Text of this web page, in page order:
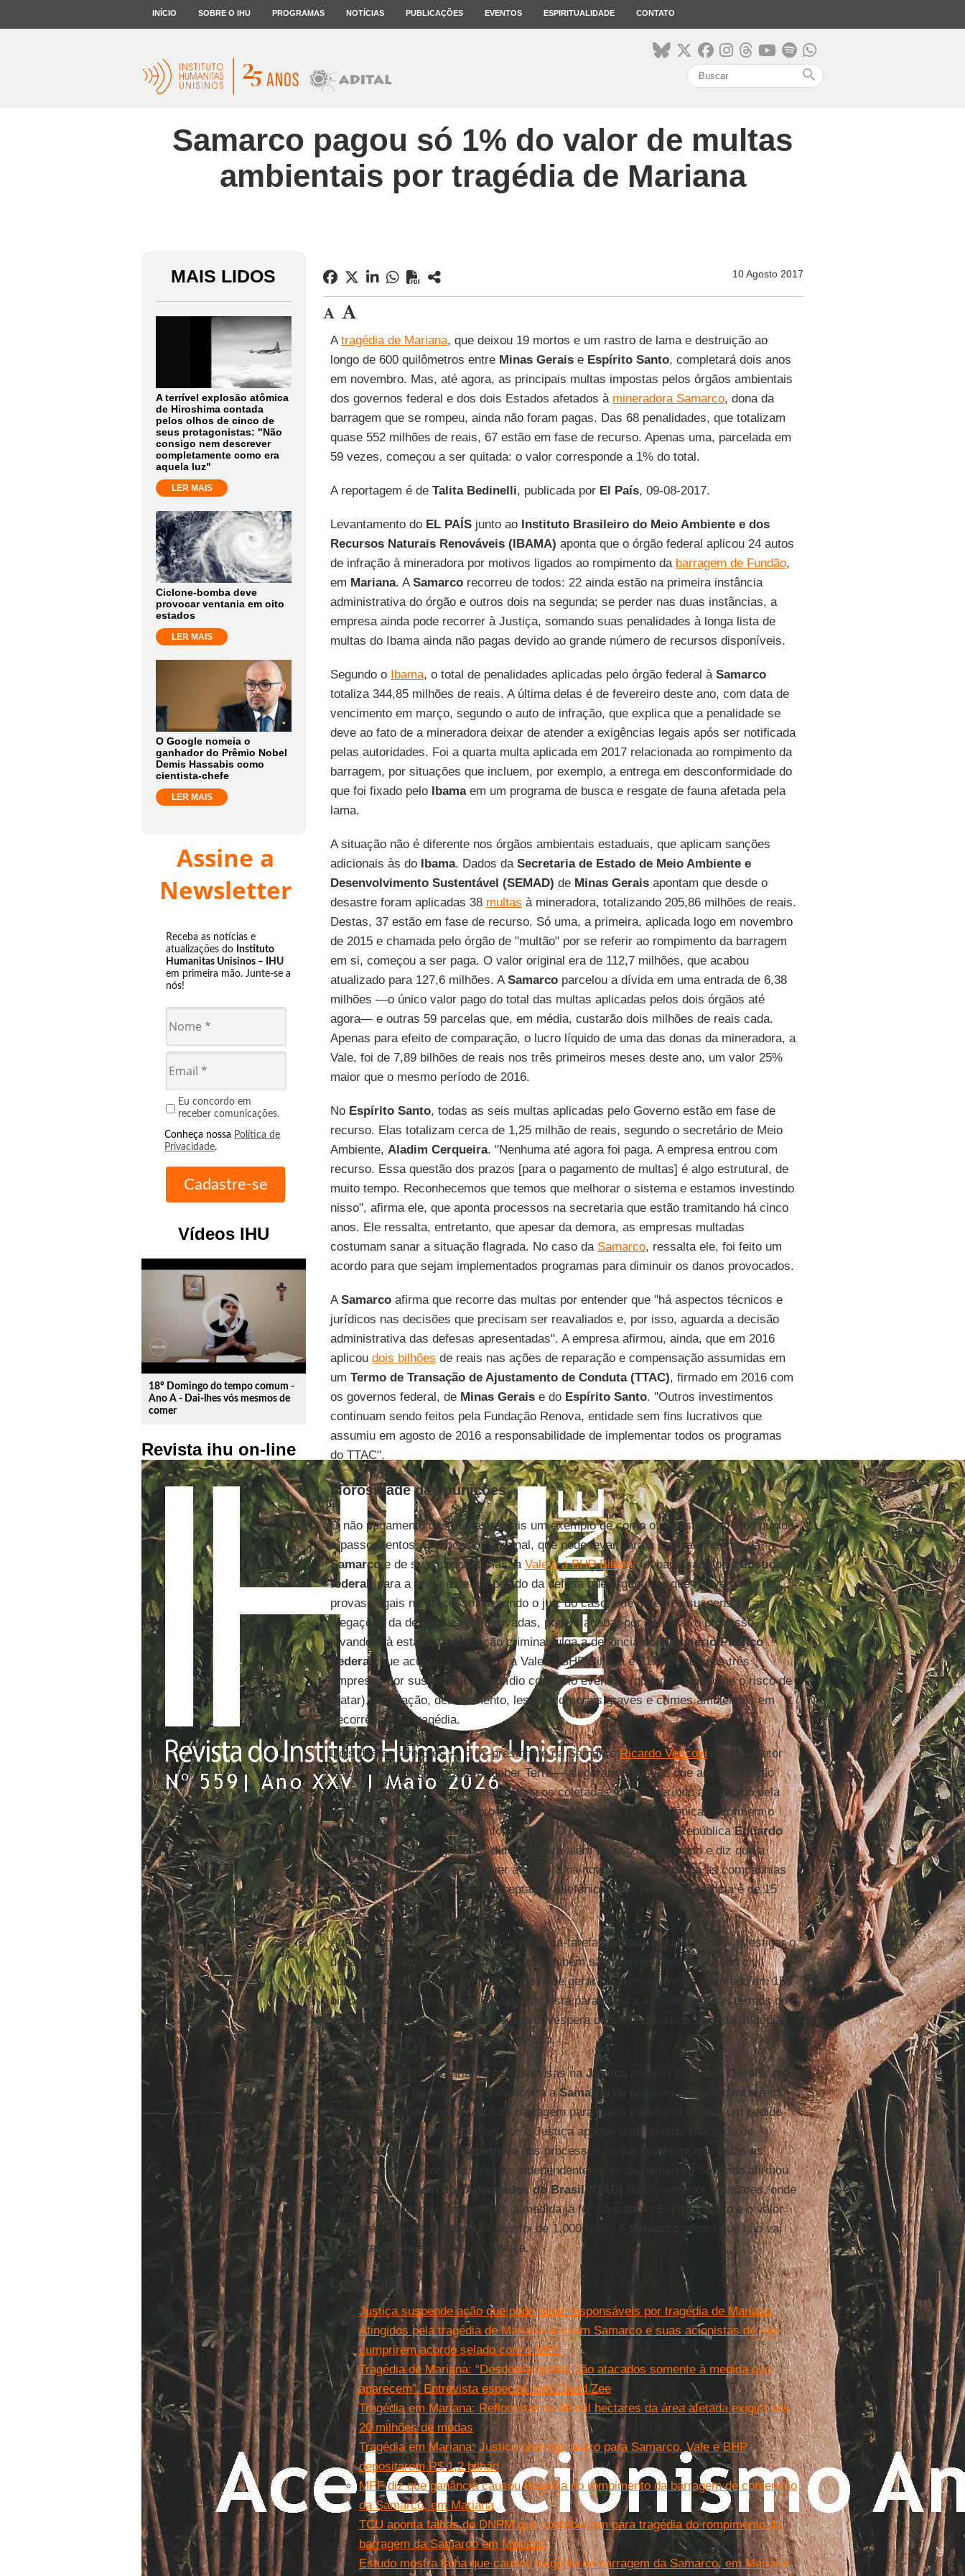
INÍCIO SOBRE O IHU PROGRAMAS NOTÍCIAS PUBLICAÇÕES EVENTOS ESPIRITUALIDADE CONTATO
search
Samarco pagou só 1% do valor de multas
ambientais por tragédia de Mariana
MAIS LIDOS
A terrível explosão atômica
de Hiroshima contada
pelos olhos de cinco de
seus protagonistas: "Não
consigo nem descrever
completamente como era
aquela luz"
LER MAIS
Ciclone-bomba deve
provocar ventania em oito
estados
LER MAIS
O Google nomeia o
ganhador do Prêmio Nobel
Demis Hassabis como
cientista-chefe
LER MAIS
Assine a
Newsletter
Receba as notícias e
atualizações do Instituto
Humanitas Unisinos – IHU
em primeira mão. Junte-se a
nós!
Eu concordo em
receber comunicações.
Conheça nossa Política de
Privacidade.
Vídeos IHU
play_circle_outline
18º Domingo do tempo comum -
Ano A - Dai-lhes vós mesmos de
comer
Revista ihu on-line
10 Agosto 2017
Atragédia de Mariana, que deixou 19 mortos e um rastro de lama e destruição ao
longo de 600 quilômetros entre Minas Gerais eEspírito Santo, completará dois anos
em novembro. Mas, até agora, as principais multas impostas pelos órgãos ambientais
dos governos federal e dos dois Estados afetados à mineradora Samarco, dona da
barragem que se rompeu, ainda não foram pagas. Das 68 penalidades, que totalizam
quase 552 milhões de reais, 67 estão em fase de recurso. Apenas uma, parcelada em
59 vezes, começou a ser quitada: o valor corresponde a 1% do total.
A reportagem é de Talita Bedinelli, publicada por El País, 09-08-2017.
Levantamento do EL PAÍSjunto aoInstituto Brasileiro do Meio Ambiente e dos
Recursos Naturais Renováveis (IBAMA) aponta que o órgão federal aplicou 24 autos
de infração à mineradora por motivos ligados ao rompimento da barragem de Fundão,
em Mariana. ASamarcorecorreu de todos: 22 ainda estão na primeira instância
administrativa do órgão e outros dois na segunda; se perder nas duas instâncias, a
empresa ainda pode recorrer à Justiça, somando suas penalidades à longa lista de
multas do Ibama ainda não pagas devido ao grande número de recursos disponíveis.
Segundo o Ibama, o total de penalidades aplicadas pelo órgão federal à Samarco
totaliza 344,85 milhões de reais. A última delas é de fevereiro deste ano, com data de
vencimento em março, segundo o auto de infração, que explica que a penalidade se
deve ao fato de a mineradora deixar de atender a exigências legais após ser notificada
pelas autoridades. Foi a quarta multa aplicada em 2017 relacionada ao rompimento da
barragem, por situações que incluem, por exemplo, a entrega em desconformidade do
que foi fixado pelo Ibamaem um programa de busca e resgate de fauna afetada pela
lama.
A situação não é diferente nos órgãos ambientais estaduais, que aplicam sanções
adicionais às do Ibama. Dados da Secretaria de Estado de Meio Ambiente e
Desenvolvimento Sustentável (SEMAD) de Minas Geraisapontam que desde o
desastre foram aplicadas 38 multas à mineradora, totalizando 205,86 milhões de reais.
Destas, 37 estão em fase de recurso. Só uma, a primeira, aplicada logo em novembro
de 2015 e chamada pelo órgão de "multão" por se referir ao rompimento da barragem
em si, começou a ser paga. O valor original era de 112,7 milhões, que acabou
atualizado para 127,6 milhões. ASamarcoparcelou a dívida em uma entrada de 6,38
milhões —o único valor pago do total das multas aplicadas pelos dois órgãos até
agora— e outras 59 parcelas que, em média, custarão dois milhões de reais cada.
Apenas para efeito de comparação, o lucro líquido de uma das donas da mineradora, a
Vale, foi de 7,89 bilhões de reais nos três primeiros meses deste ano, um valor 25%
maior que o mesmo período de 2016.
No Espírito Santo, todas as seis multas aplicadas pelo Governo estão em fase de
recurso. Elas totalizam cerca de 1,25 milhão de reais, segundo o secretário de Meio
Ambiente, Aladim Cerqueira. "Nenhuma até agora foi paga. A empresa entrou com
recurso. Essa questão dos prazos [para o pagamento de multas] é algo estrutural, de
muito tempo. Reconhecemos que temos que melhorar o sistema e estamos investindo
nisso", afirma ele, que aponta processos na secretaria que estão tramitando há cinco
anos. Ele ressalta, entretanto, que apesar da demora, as empresas multadas
costumam sanar a situação flagrada. No caso da Samarco, ressalta ele, foi feito um
acordo para que sejam implementados programas para diminuir os danos provocados.
ASamarcoafirma que recorre das multas por entender que "há aspectos técnicos e
jurídicos nas decisões que precisam ser reavaliados e, por isso, aguarda a decisão
administrativa das defesas apresentadas". A empresa afirmou, ainda, que em 2016
aplicou dois bilhões de reais nas ações de reparação e compensação assumidas em
um Termo de Transação de Ajustamento de Conduta (TTAC), firmado em 2016 com
os governos federal, de Minas Geraise do Espírito Santo. "Outros investimentos
continuam sendo feitos pela Fundação Renova, entidade sem fins lucrativos que
assumiu em agosto de 2016 a responsabilidade de implementar todos os programas
do TTAC".
Morosidade das punições
O não pagamento das multas é mais um exemplo de como o desastre tem sido punido
a passos lentos. O processo criminal, que pode levar para a cadeia diretores da
Samarcoe de suas proprietárias, a Vale e a BHP Biliton, foi paralisado pelaJustiça
federal , para a análise de um pedido da defesa que argumenta que houve o uso de
provas ilegais no processo. Segundo o juiz do caso, que deferiu a suspensão, as
alegações da defesa, se comprovadas, podem acabar por cancelar o processo,
levando-o à estaca zero. A ação criminal julga a denúncia doMinistério Público
Federal , que acusou a Samarco, a Vale, a BHP Billiton e 21 diretores das três
empresas por suspeita de homicídio com dolo eventual (quando se assume o risco de
matar), inundação, desabamento, lesões corporais graves e crimes ambientais em
decorrência da tragédia.
Dois destes diretores — o ex-presidente da SamarcoRicardo Vescovi e o ex-diretor
de operações da mineradora Kleber Terra— alegaram à Justiça que a investigação
usou informações de grampos telefônicos coletadas fora do período autorizado pela
Justiça. O processo está suspenso até que as companhias telefônicas informem o
período exato de coleta das informações. O procurador-geral da RepúblicaEduardo
Aguiarnega que os grampos duraram para além do prazo autorizado e diz que a
confusão de datas pode se dever à demora na notificação daJustiçaàs companhias
telefônicas para o início da interceptação telefônica, cujo prazo de vigência é de 15
dias.
Aguiar é um dos oito procuradores da força-tarefa montada peloMPF
para investigar o
desastre da barragem de Fundão. Eles também são responsáveis pela ação civil
pública movida contra a empresa, que pode gerar um ressarcimento estimado em 155
bilhões em compensações. Ela também está parada para a confecção dos termos do
acordo, planejado para sair em outubro, véspera do segundo aniversário da tragédia
—ele é negociado há pelo menos um ano.
Também foram temporariamente suspensas naJustiça comum deMinas Gerais, em
julho, milhares de ações judiciais contra aSamarco
de pessoas que afirmam terem
sido afetadas pelo rompimento da barragem para que o Judiciário analise um pedido
da empresa. A mineradora quer que a Justiça aplique uma medida chamada de
Incidente de Demanda Repetitivanos processos, o que faria com que todas as
causas tenham a mesma solução, independentemente da demanda. Segundo afirmou
ao site G1a Ordem dos Advogados do Brasil (OAB)
de Governador Valadares, onde
estão 50.000 processos parados, a medida já foi adotada no Espírito Santo e o valor
estabelecido para as indenizações foi de 1.000 reais. A
afirma que não vai
comentar sobre as ações na Justiça.
Leia mais
Justiça suspende ação que pode punir responsáveis por tragédia de Mariana
Atingidos pela tragédia de Mariana acusam Samarco e suas acionistas de não
cumprirem acordo selado com o MPF
Tragédia de Mariana: “Desdobramentos são atacados somente à medida que
aparecem”. Entrevista especial com David Zee
Tragédia em Mariana: Reflorestar os 40 mil hectares da área afetada exigirá até
20 milhões de mudas
Tragédia em Mariana: Justiça prorroga prazo para Samarco, Vale e BHP
depositarem R$ 1,2 bilhão
MPF diz que ganância causou tragédia no rompimento da barragem de contenção
da Samarco, em Mariana
TCU aponta falhas do DNPM que contribuíram para tragédia do rompimento da
barragem da Samarco em Mariana
Estudo mostra falha que causou tragédia na barragem da Samarco, em Mariana